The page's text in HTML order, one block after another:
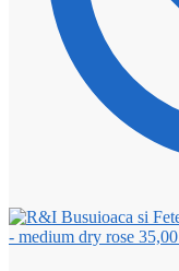
- medium dry rose 35,00